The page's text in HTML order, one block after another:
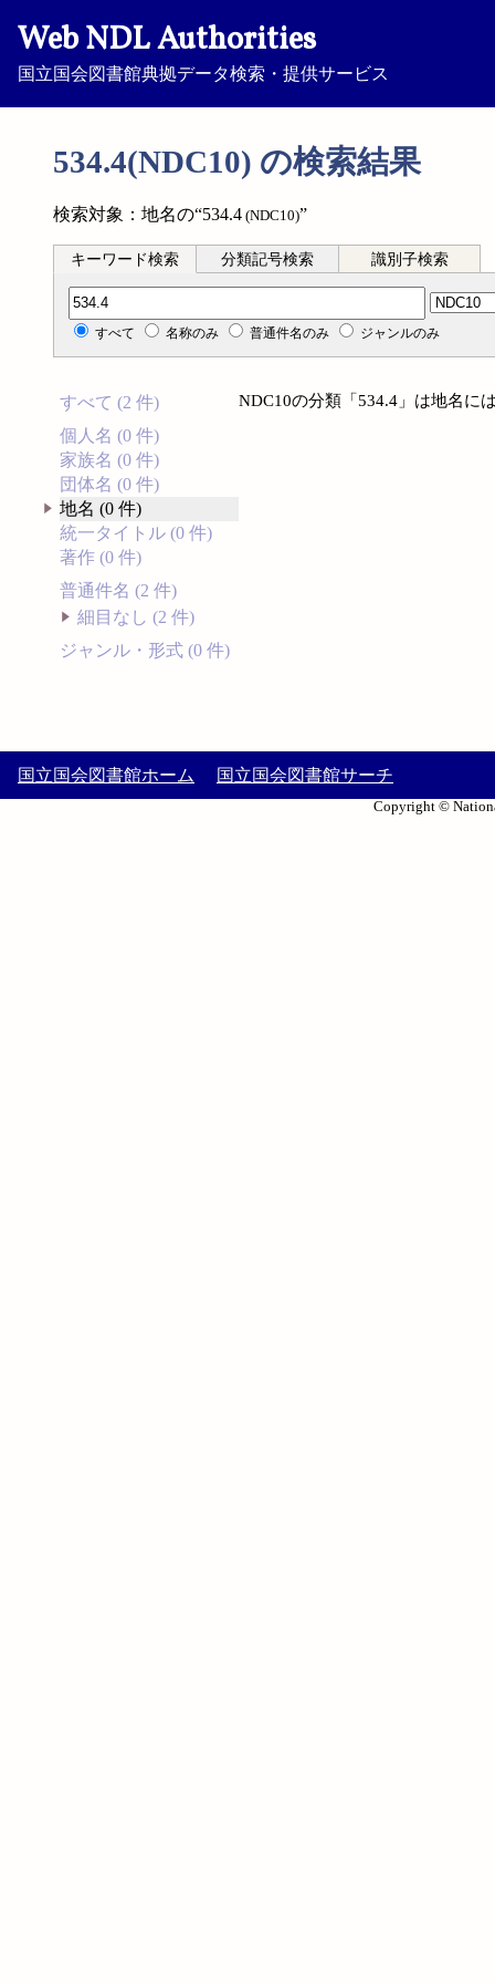
Web NDL Authorities
国立国会図書館典拠データ検索・提供サービス
534.4(NDC10) の検索結果
検索対象：地名の“534.4 (NDC10)”
キーワード検索 分類記号検索 識別子検索
分類記号検索
すべて 名称のみ 普通件名のみ ジャンルのみ
すべて (2 件)
個人名 (0 件)
家族名 (0 件)
団体名 (0 件)
地名 (0 件)
統一タイトル (0 件)
著作 (0 件)
普通件名 (2 件)
細目なし (2 件)
ジャンル・形式 (0 件)
NDC10の分類「534.4」は地名に
国立国会図書館ホーム 国立国会図書館サーチ
Copyright ©